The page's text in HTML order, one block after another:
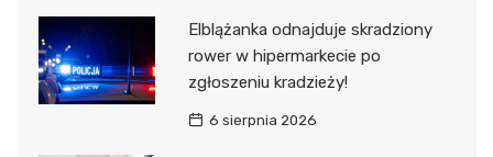
Elblążanka odnajduje skradziony
rower w hipermarkecie po
zgłoszeniu kradzieży!
6 sierpnia 2026